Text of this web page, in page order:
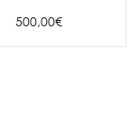
500,00€